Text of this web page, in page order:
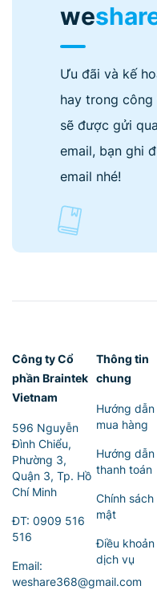
we
Ưu đãi và kế
hay trong công
sẽ được gửi qua
email, bạn ghi
email nhé!
Công ty Cổ
phần Braintek
Vietnam
596 Nguyễn
Đình Chiểu,
Phường 3,
Quận 3, Tp. Hồ
Chí Minh
ĐT: 0909 516
516
Email:
weshare368@gmail.com
Thông tin
chung
Hướng dẫn
mua hàng
Hướng dẫn
thanh toán
Chính sách
mật
Điều khoản
dịch vụ